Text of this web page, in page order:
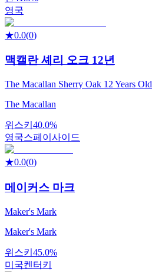
영국
★0.0(0)
맥캘란 셰리 오크 12년
The Macallan Sherry Oak 12 Years Old
The Macallan
위스키 40.0%
영국스페이사이드
★0.0(0)
메이커스 마크
Maker's Mark
Maker's Mark
위스키 45.0%
미국켄터키